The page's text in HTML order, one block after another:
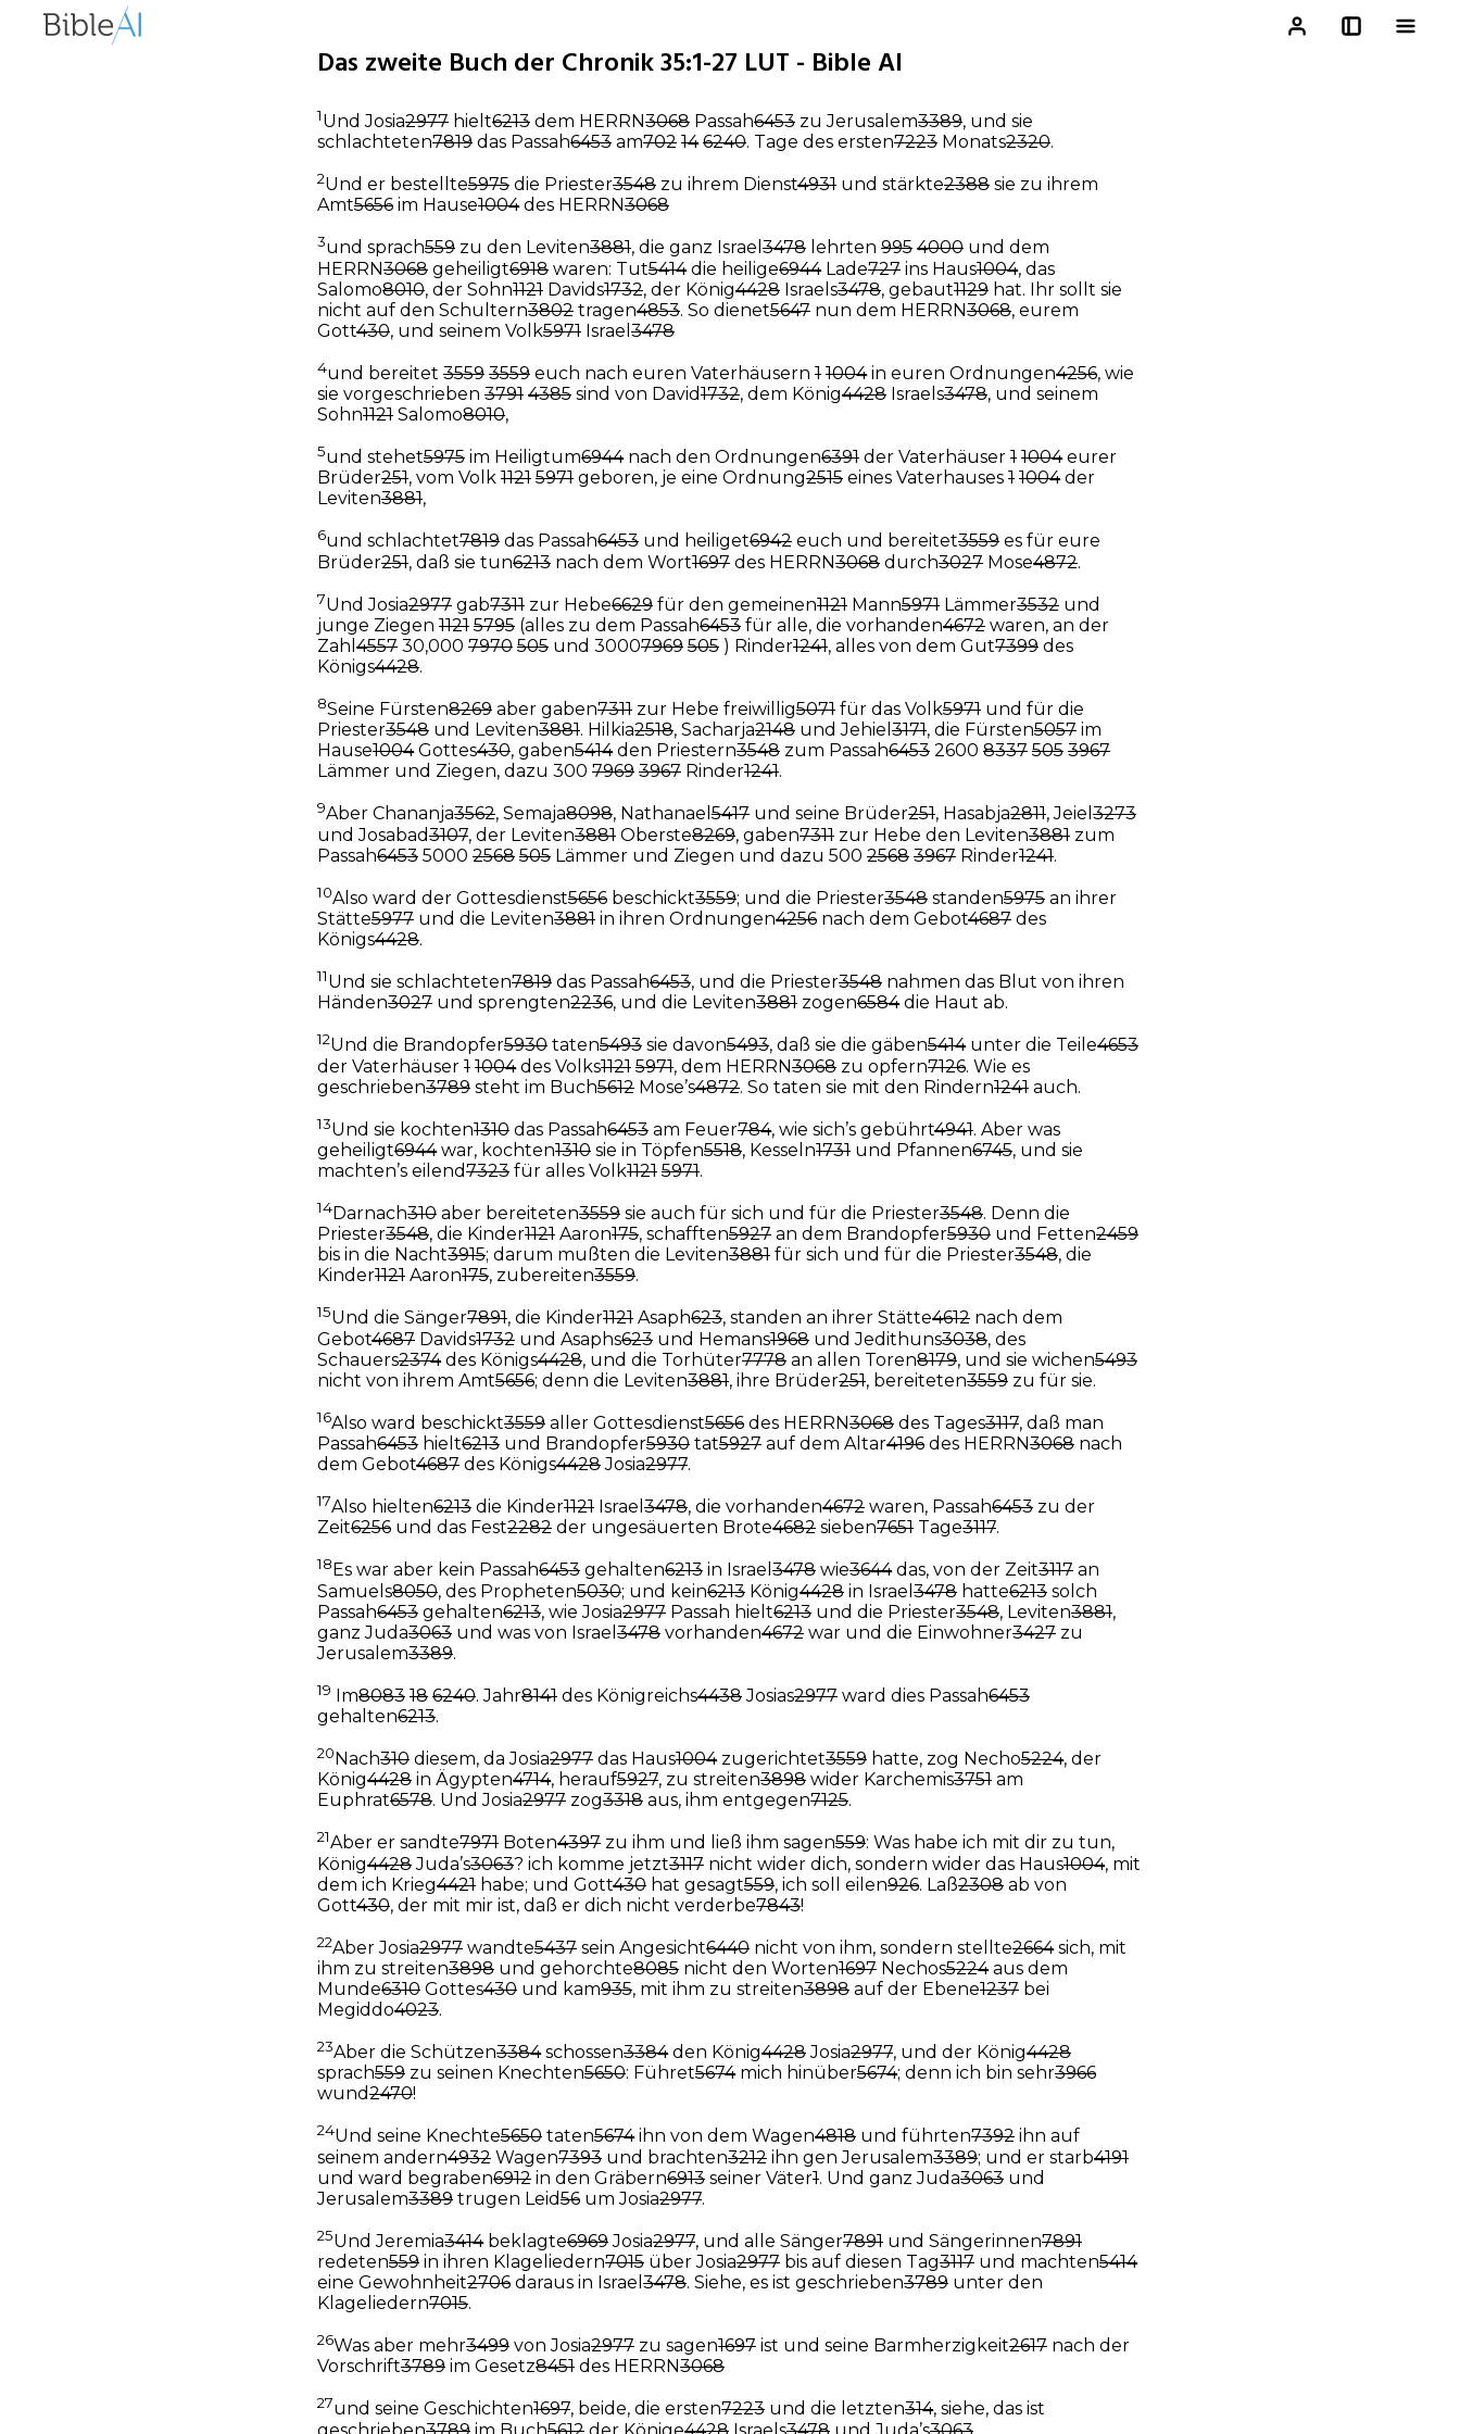
Das zweite Buch der Chronik 35:1-27 LUT - Bible AI
1Und Josia2977 hielt6213 dem HERRN3068 Passah6453 zu Jerusalem3389, und sie
schlachteten7819 das Passah6453 am702 14 6240. Tage des ersten7223 Monats2320.
2Und er bestellte5975 die Priester3548 zu ihrem Dienst4931 und stärkte2388 sie zu ihrem
Amt5656 im Hause1004des HERRN3068
3und sprach559 zu den Leviten3881, die ganz Israel 3478 lehrten 995 4000 und dem
HERRN3068 geheiligt6918 waren: Tut5414die heilige6944Lade727 ins Haus1004, das
Salomo8010, der Sohn1121 Davids1732, der König4428 Israels3478, gebaut1129 hat. Ihr sollt sie
nicht auf den Schultern3802 tragen4853. So dienet5647 nun dem HERRN3068, eurem
Gott430, und seinem Volk5971 Israel 3478
4und bereitet 3559 3559 euch nach euren Vaterhäusern 1 1004in euren Ordnungen4256, wie
sie vorgeschrieben 3791 4385 sind von David1732, dem König4428 Israels3478, und seinem
Sohn1121 Salomo8010,
5und stehet5975 im Heiligtum6944nach den Ordnungen6391 der Vaterhäuser 1 1004eurer
Brüder251, vom Volk 1121 5971 geboren, je eine Ordnung2515 eines Vaterhauses 1 1004der
Leviten3881,
6und schlachtet7819 das Passah6453 und heiliget6942 euch und bereitet3559 es für eure
Brüder251, daß sie tun6213 nach dem Wort1697 des HERRN3068 durch3027 Mose4872.
7Und Josia2977 gab7311 zur Hebe6629 für den gemeinen1121 Mann5971 Lämmer3532 und
junge Ziegen 1121 5795 (alles zu dem Passah6453 für alle, die vorhanden4672 waren, an der
Zahl 4557 30,000 7970 505 und 30007969 505 ) Rinder1241, alles von dem Gut7399 des
Königs4428.
8Seine Fürsten8269 aber gaben7311 zur Hebe freiwillig5071 für das Volk5971 und für die
Priester3548 und Leviten3881. Hilkia2518, Sacharja2148 und Jehiel 3171, die Fürsten5057 im
Hause1004Gottes430, gaben5414den Priestern3548 zum Passah6453 2600 8337 505 3967
Lämmer und Ziegen, dazu 300 7969 3967 Rinder1241.
9Aber Chananja3562, Semaja8098, Nathanael 5417 und seine Brüder251, Hasabja2811, Jeiel 3273
und Josabad3107, der Leviten3881 Oberste8269, gaben7311 zur Hebe den Leviten3881 zum
Passah6453 5000 2568 505 Lämmer und Ziegen und dazu 500 2568 3967 Rinder1241.
10Also ward der Gottesdienst5656 beschickt3559; und die Priester3548 standen5975 an ihrer
Stätte5977 und die Leviten3881 in ihren Ordnungen4256 nach dem Gebot4687 des
Königs4428.
11Und sie schlachteten7819 das Passah6453, und die Priester3548 nahmen das Blut von ihren
Händen3027 und sprengten2236, und die Leviten3881 zogen6584die Haut ab.
12Und die Brandopfer5930 taten5493 sie davon5493, daß sie die gäben5414unter die Teile4653
der Vaterhäuser 1 1004des Volks1121 5971, dem HERRN3068 zu opfern7126. Wie es
geschrieben3789 steht im Buch5612 Mose’s4872. So taten sie mit den Rindern1241 auch.
13Und sie kochten1310 das Passah6453 am Feuer784, wie sich’s gebührt4941. Aber was
geheiligt6944war, kochten1310 sie in Töpfen5518, Kesseln1731 und Pfannen6745, und sie
machten’s eilend7323 für alles Volk1121 5971.
14Darnach310 aber bereiteten3559 sie auch für sich und für die Priester3548. Denn die
Priester3548, die Kinder1121 Aaron175, schafften5927 an dem Brandopfer5930 und Fetten2459
bis in die Nacht3915; darum mußten die Leviten3881 für sich und für die Priester3548, die
Kinder1121 Aaron175, zubereiten3559.
15Und die Sänger7891, die Kinder1121 Asaph623, standen an ihrer Stätte4612 nach dem
Gebot4687 Davids1732 und Asaphs623 und Hemans1968 und Jedithuns3038, des
Schauers2374des Königs4428, und die Torhüter7778 an allen Toren8179, und sie wichen5493
nicht von ihrem Amt5656; denn die Leviten3881, ihre Brüder251, bereiteten3559 zu für sie.
16Also ward beschickt3559 aller Gottesdienst5656 des HERRN3068 des Tages3117, daß man
Passah6453 hielt6213 und Brandopfer5930 tat5927 auf dem Altar4196 des HERRN3068 nach
dem Gebot4687 des Königs4428Josia2977.
17Also hielten6213 die Kinder1121 Israel 3478, die vorhanden4672 waren, Passah6453 zu der
Zeit6256 und das Fest2282 der ungesäuerten Brote4682 sieben7651 Tage3117.
18 Es war aber kein Passah6453 gehalten6213 in Israel 3478 wie3644das, von der Zeit3117 an
Samuels8050, des Propheten5030; und kein6213 König4428 in Israel 3478 hatte6213 solch
Passah6453 gehalten6213, wie Josia2977 Passah hielt6213 und die Priester3548, Leviten3881,
ganz Juda3063 und was von Israel 3478 vorhanden4672 war und die Einwohner3427 zu
Jerusalem3389.
19 Im8083 18 6240. Jahr8141 des Königreichs4438Josias2977 ward dies Passah6453
gehalten6213.
20 Nach310 diesem, da Josia2977 das Haus1004zugerichtet3559 hatte, zog Necho5224, der
König4428 in Ägypten4714, herauf5927, zu streiten3898 wider Karchemis3751 am
Euphrat6578. Und Josia2977 zog3318 aus, ihm entgegen7125.
21Aber er sandte7971 Boten4397 zu ihm und ließ ihm sagen559: Was habe ich mit dir zu tun,
König4428Juda’s3063? ich komme jetzt3117 nicht wider dich, sondern wider das Haus1004, mit
dem ich Krieg4421 habe; und Gott430 hat gesagt559, ich soll eilen926. Laß2308 ab von
Gott430, der mit mir ist, daß er dich nicht verderbe7843!
22Aber Josia2977 wandte5437 sein Angesicht6440 nicht von ihm, sondern stellte2664sich, mit
ihm zu streiten3898 und gehorchte8085 nicht den Worten1697 Nechos5224aus dem
Munde6310 Gottes430 und kam935, mit ihm zu streiten3898 auf der Ebene1237 bei
Megiddo4023.
23Aber die Schützen3384schossen3384den König4428Josia2977, und der König4428
sprach559 zu seinen Knechten5650: Führet5674mich hinüber5674; denn ich bin sehr3966
wund2470!
24Und seine Knechte5650 taten5674ihn von dem Wagen4818 und führten7392 ihn auf
seinem andern4932 Wagen7393 und brachten3212 ihn gen Jerusalem3389; und er starb4191
und ward begraben6912 in den Gräbern6913 seiner Väter1. Und ganz Juda3063 und
Jerusalem3389 trugen Leid56 um Josia2977.
25Und Jeremia3414beklagte6969Josia2977, und alle Sänger7891 und Sängerinnen7891
redeten559 in ihren Klageliedern7015 über Josia2977 bis auf diesen Tag3117 und machten5414
eine Gewohnheit2706 daraus in Israel 3478. Siehe, es ist geschrieben3789 unter den
Klageliedern7015.
26Was aber mehr3499 von Josia2977 zu sagen1697 ist und seine Barmherzigkeit2617 nach der
Vorschrift3789 im Gesetz8451 des HERRN3068
27und seine Geschichten1697, beide, die ersten7223 und die letzten314, siehe, das ist
geschrieben3789 im Buch5612 der Könige4428 Israels3478 und Juda’s3063